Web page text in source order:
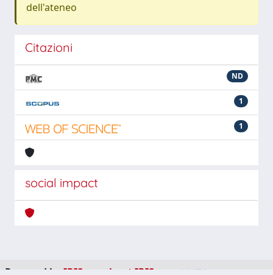
dell'ateneo
Citazioni
ND
1
1
social impact
Powered by IRIS about IRIS